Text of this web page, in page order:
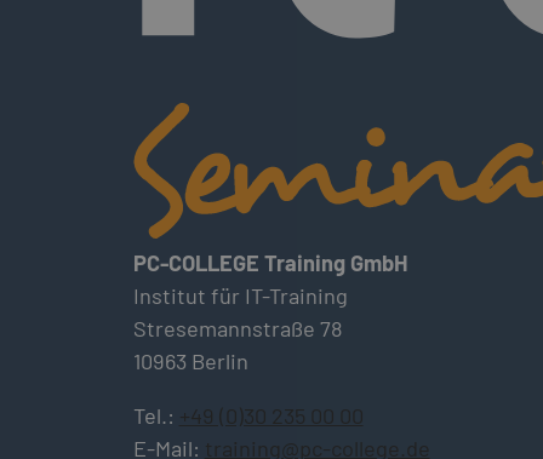
PC-COLLEGE Training GmbH
Institut für IT-Training
Stresemannstraße 78
10963 Berlin
Tel.: +49 (0)30 235 00 00
E-Mail: training@pc-college.de